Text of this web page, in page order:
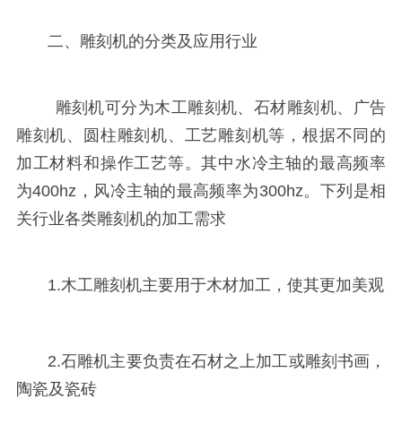
二、雕刻机的分类及应用行业
雕刻机可分为木工雕刻机、石材雕刻机、广告
雕刻机、圆柱雕刻机、工艺雕刻机等，根据不同的
加工材料和操作工艺等。其中水冷主轴的最高频率
为400hz，风冷主轴的最高频率为300hz。下列是相
关行业各类雕刻机的加工需求
1.木工雕刻机主要用于木材加工，使其更加美观
2.石雕机主要负责在石材之上加工或雕刻书画，
陶瓷及瓷砖